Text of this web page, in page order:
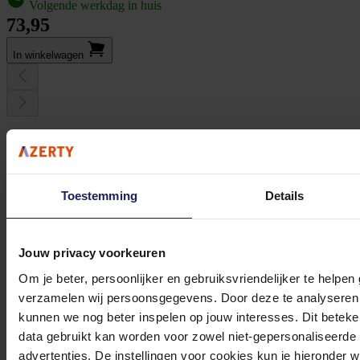
Toestemming Details
Jouw privacy voorkeuren
Om je beter, persoonlijker en gebruiksvriendelijker te
verzamelen wij persoonsgegevens. Door deze te
kunnen we nog beter inspelen op jouw interesses. Dit
data gebruikt kan worden voor zowel niet-
advertenties. De instellingen voor cookies kun je hieronder
Volgende werkdag in huis
73,95
In winkel­wagen
draadloos - 2.4GHz - Bluetooth - USB-C - tenkeyless - hot-swappable - mechanische
Stel jouw vragen aan onze klantenservice!
Heb je vragen over onze producten, diensten of service? Onze deskundige
medewerkers staan klaar om jouw vragen te beantwoorden en verwijzen je